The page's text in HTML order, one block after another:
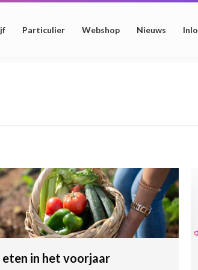
Particulier Webshop Nieuws
in het voorjaar